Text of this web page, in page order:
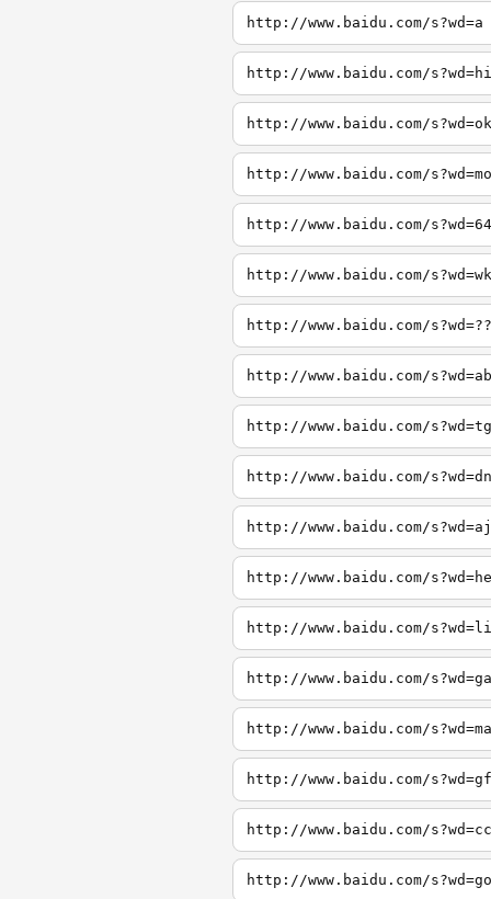
http://www.baidu.com/s?wd=a
http://www.baidu.com/s?wd=hi
http://www.baidu.com/s?wd=ok
http://www.baidu.com/s?wd=mo
http://www.baidu.com/s?wd=64
http://www.baidu.com/s?wd=wk
http://www.baidu.com/s?wd=??
http://www.baidu.com/s?wd=ab
http://www.baidu.com/s?wd=tg
http://www.baidu.com/s?wd=dn
http://www.baidu.com/s?wd=aj
http://www.baidu.com/
http://www.baidu.com/
http://www.baidu.com/
http://www.baidu.com/
http://www.baidu.com/
http://www.baidu.com/
http://www.baidu.com/